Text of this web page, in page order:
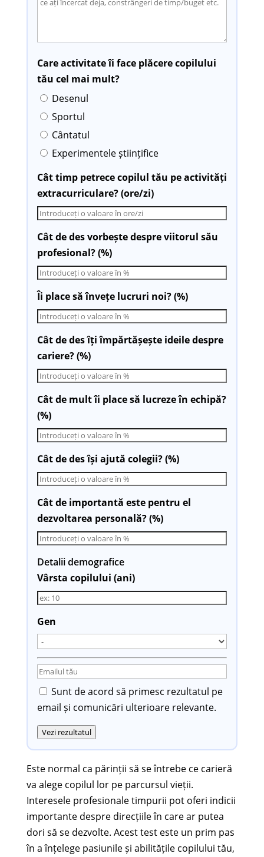
Care activitate îi face plăcere copilului
tău cel mai mult?
Desenul
Sportul
Cântatul
Experimentele științifice
Cât timp petrece copilul tău pe activități
extracurriculare? (ore/zi)
Cât de des vorbește despre viitorul său
profesional? (%)
Îi place să învețe lucruri noi? (%)
Cât de des îți împărtășește ideile despre
cariere? (%)
Cât de mult îi place să lucreze în echipă?
(%)
Cât de des își ajută colegii? (%)
Cât de importantă este pentru el
dezvoltarea personală? (%)
Detalii demografice
Vârsta copilului (ani)
Gen
Sunt de acord să primesc rezultatul pe
email și comunicări ulterioare relevante.
Vezi rezultatul
Este normal ca părinții să se întrebe ce carieră
va alege copilul lor pe parcursul vieții.
Interesele profesionale timpurii pot oferi indicii
importante despre direcțiile în care ar putea
dori să se dezvolte. Acest test este un prim pas
în a înțelege pasiunile și abilitățile copilului tău,